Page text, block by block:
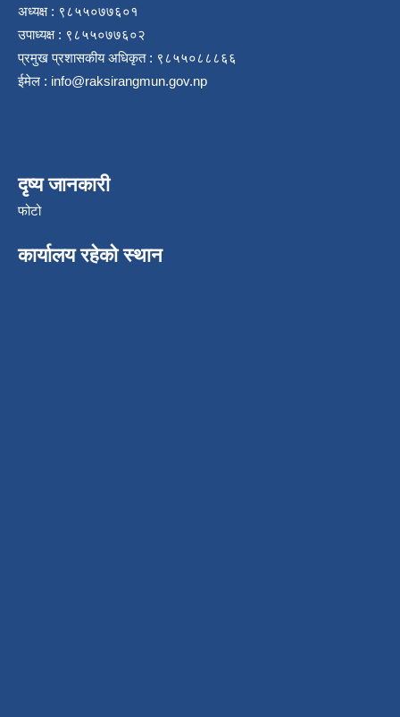
अध्यक्ष : ९८५५०७७६०१
उपाध्यक्ष : ९८५५०७७६०२
प्रमुख प्रशासकीय अधिकृत : ९८५५०८८८६६
ईमेल : info@raksirangmun.gov.np
दृष्य जानकारी
फोटो
कार्यालय रहेको स्थान